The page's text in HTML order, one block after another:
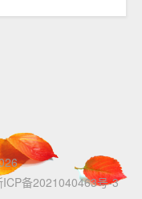
ICP备2021040463号-3